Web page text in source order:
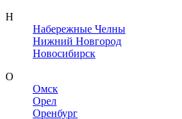
Н
Набережные Челны
Нижний Новгород
Новосибирск
О
Омск
Орел
Оренбург